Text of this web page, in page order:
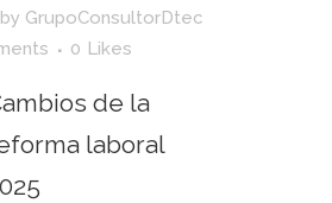
by GrupoConsultorDtec
0 Likes
de la
laboral